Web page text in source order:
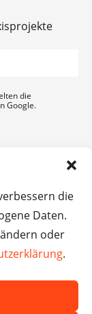
die
Daten.
oder
.
die
Google.